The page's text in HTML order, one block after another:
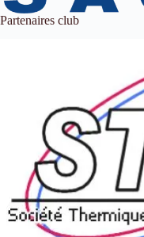
Partenaires club